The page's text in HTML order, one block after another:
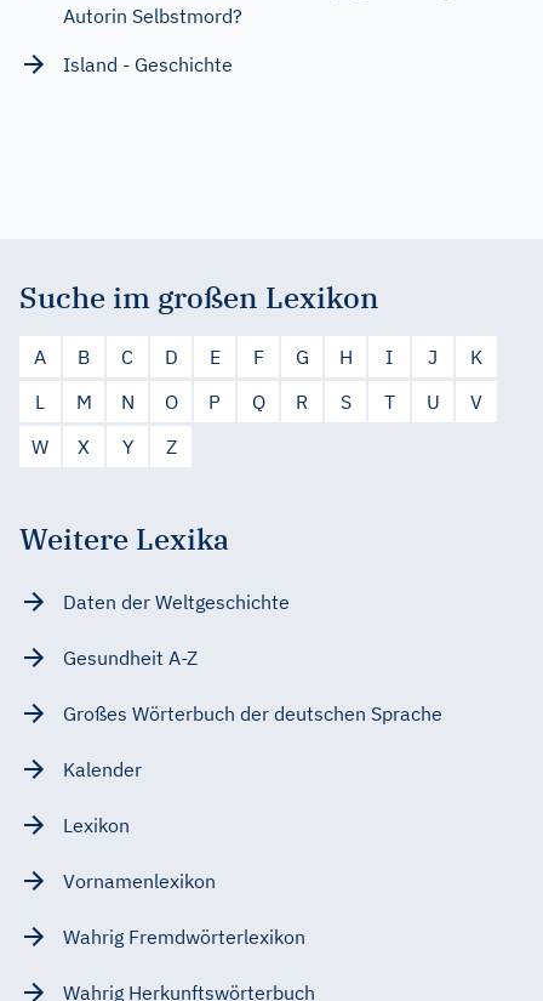
Autorin Selbstmord?
Island - Geschichte
Suche im großen Lexikon
A B C D E F G H I J
K
L
M N O P Q R S T U
V
W
X Y Z
Weitere Lexika
Daten der Weltgeschichte
Gesundheit A-Z
Großes Wörterbuch der deutschen Sprache
Kalender
Lexikon
Vornamenlexikon
Wahrig Fremdwörterlexikon
Wahrig Herkunftswörterbuch